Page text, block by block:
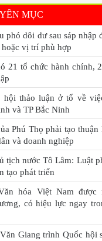
MỤC
phó dôi dư sau sáp nhập
vị trí phù hợp
21 tổ chức hành chính,
hội thảo luận ở tổ về
và TP Bắc Ninh
Phú Thọ phải tạo thuận
và doanh nghiệp
tịch nước Tô Lâm: Luật
tạo phát triển
hóa Việt Nam được
có hiệu lực ngay
Giang trình Quốc hội